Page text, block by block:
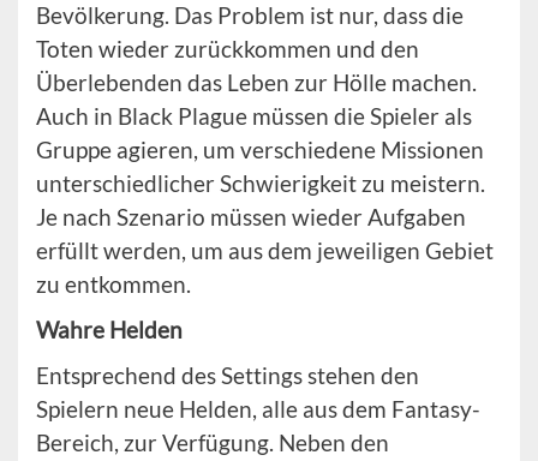
Bevölkerung. Das Problem ist nur, dass die
Toten wieder zurückkommen und den
Überlebenden das Leben zur Hölle machen.
Auch in Black Plague müssen die Spieler als
Gruppe agieren, um verschiedene Missionen
unterschiedlicher Schwierigkeit zu meistern.
Je nach Szenario müssen wieder Aufgaben
erfüllt werden, um aus dem jeweiligen Gebiet
zu entkommen.
Wahre Helden
Entsprechend des Settings stehen den
Spielern neue Helden, alle aus dem Fantasy-
Bereich, zur Verfügung. Neben den